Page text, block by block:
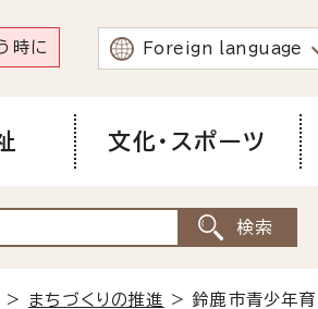
時に Foreign language
文化・スポーツ
> まちづくりの推進 > 鈴鹿市青少年